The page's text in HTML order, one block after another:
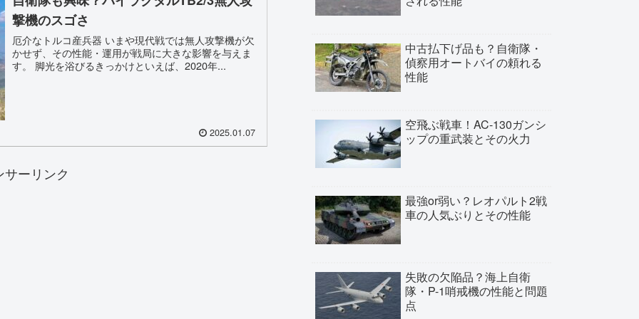
撃機のスゴさ
厄介なトルコ産兵器 いまや現代戦では無人攻撃機が欠
かせず、その性能・運用が戦局に大きな影響を与えま
す。 脚光を浴びるきっかけといえば、2020年...
2025.01.07
サーリンク
中古払下げ品も？自衛隊・
偵察用オートバイの頼れる
性能
空飛ぶ戦車！AC-130ガンシ
ップの重武装とその火力
最強or弱い？レオパルト2戦
車の人気ぶりとその性能
失敗の欠陥品？海上自衛
隊・P-1哨戒機の性能と問題
点